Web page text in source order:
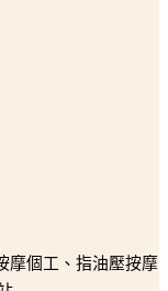
摩個工、指油壓按摩